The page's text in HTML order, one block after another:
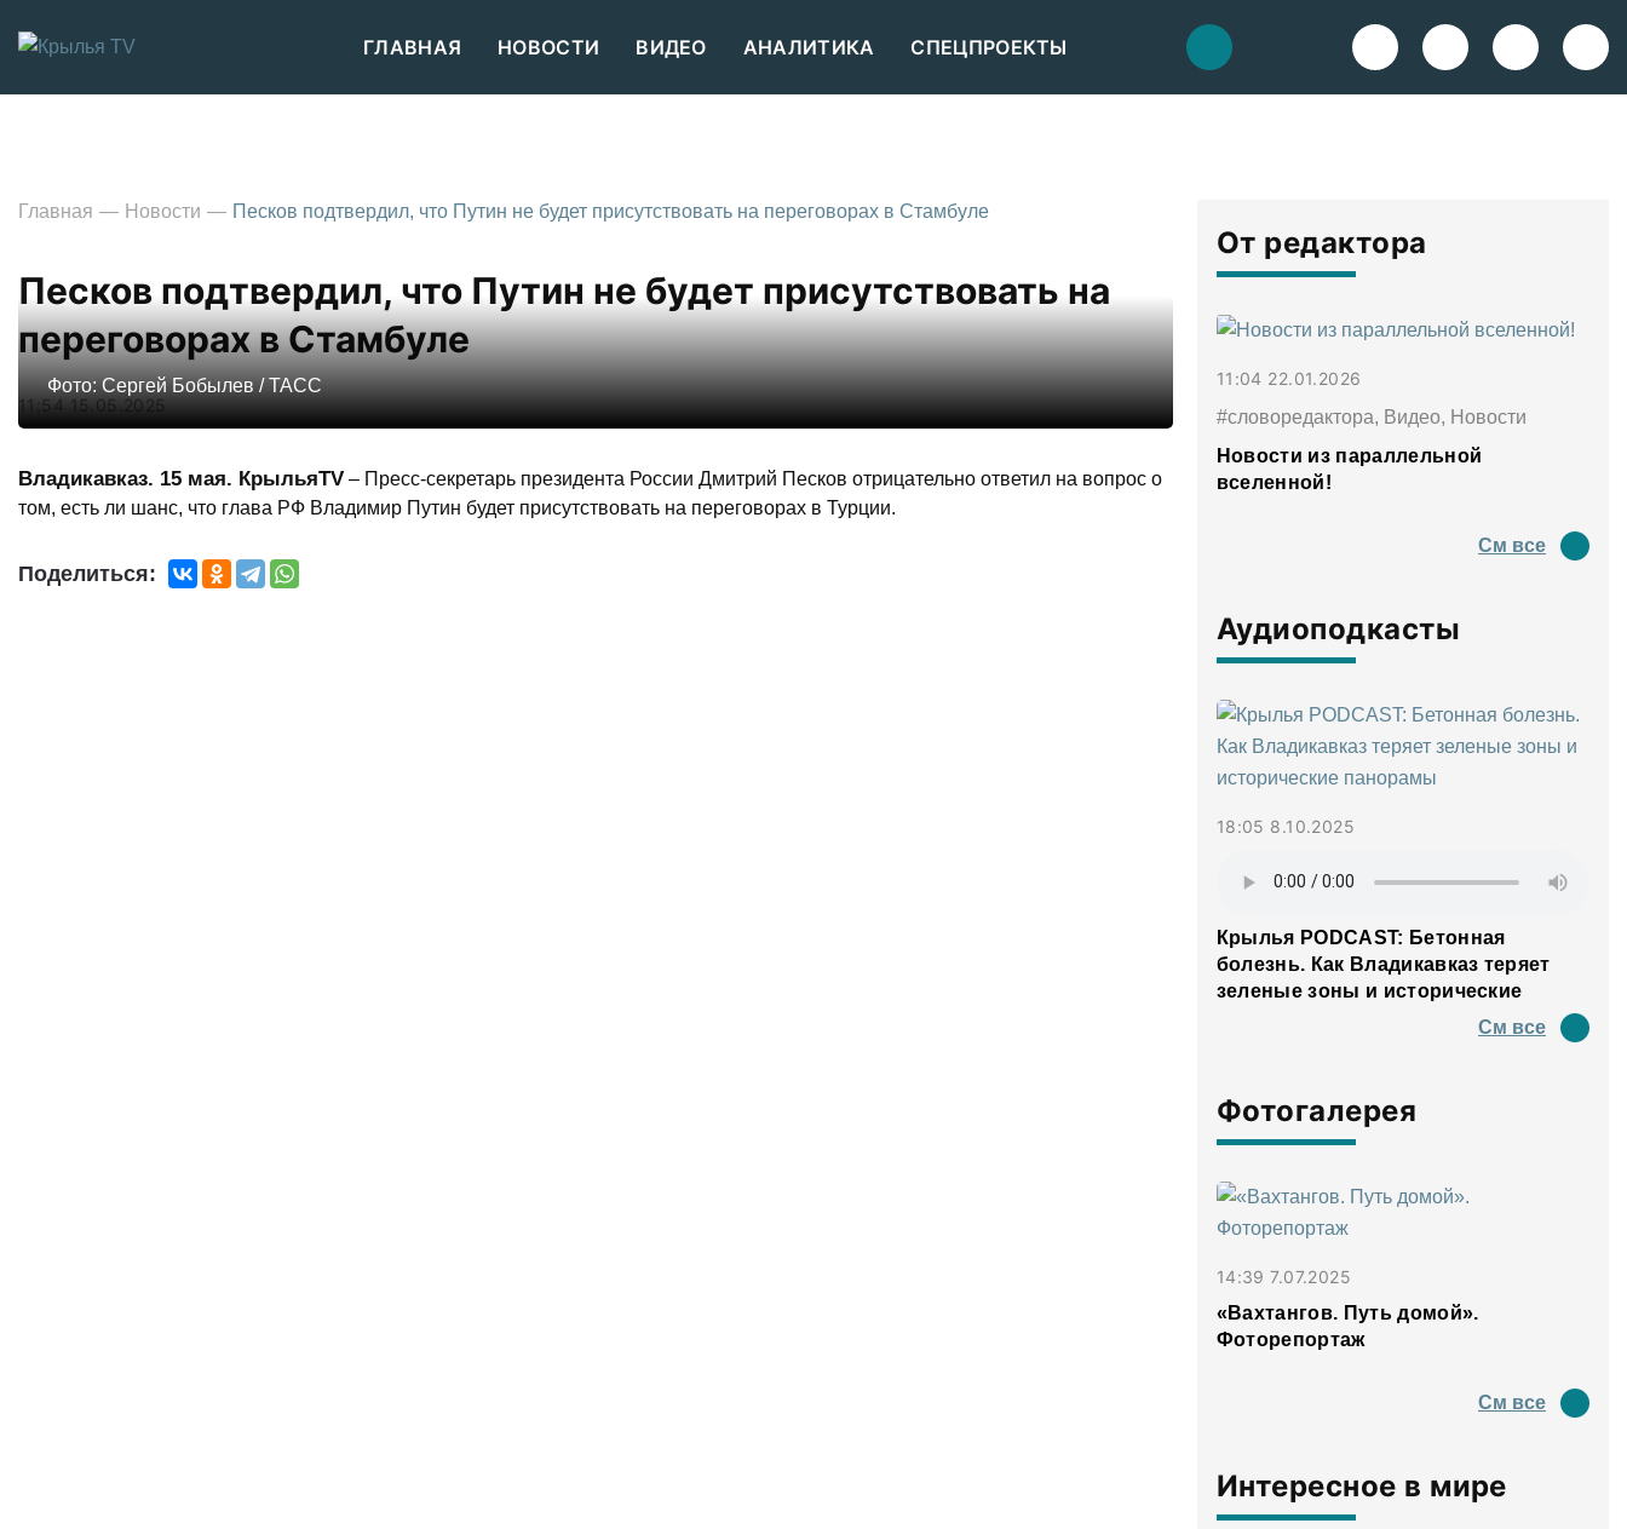
ГЛАВНАЯ НОВОСТИ ВИДЕО АНАЛИТИКА СПЕЦПРОЕКТЫ
Главная Новости Песков подтвердил, что Путин не будет присутствовать на переговорах в Стамбуле
Песков подтвердил, что Путин не будет присутствовать на
переговорах в Стамбуле
11:54 15.05.2025
Фото: Сергей Бобылев / ТАСС
Владикавказ. 15 мая. КрыльяTV – Пресс-секретарь президента России Дмитрий Песков отрицательно ответил на вопрос о
том, есть ли шанс, что глава РФ Владимир Путин будет присутствовать на переговорах в Турции.
Поделиться:
От редактора
11:04 22.01.2026
#словоредактора, Видео, Новости
Новости из параллельной
вселенной!
См все
Аудиоподкасты
18:05 8.10.2025
Крылья PODCAST: Бетонная
болезнь. Как Владикавказ теряет
зеленые зоны и исторические
См все
Фотогалерея
14:39 7.07.2025
«Вахтангов. Путь домой».
Фоторепортаж
См все
Интересное в мире